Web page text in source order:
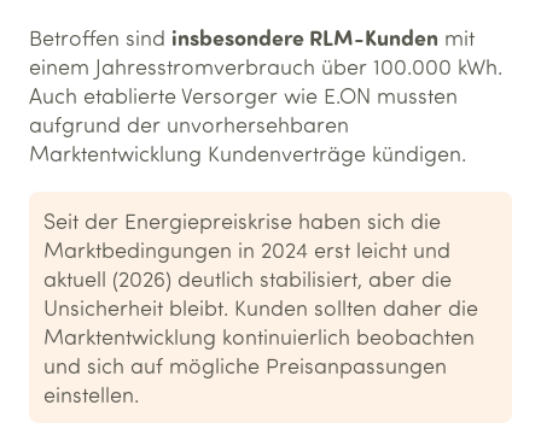
Betroffen sind insbesondere RLM-Kunden mit
einem Jahresstromverbrauch über 100.000 kWh.
Auch etablierte Versorger wie E.ON mussten
aufgrund der unvorhersehbaren
Marktentwicklung Kundenverträge kündigen.
Seit der Energiepreiskrise haben sich die
Marktbedingungen in 2024 erst leicht und
aktuell (2026) deutlich stabilisiert, aber die
Unsicherheit bleibt. Kunden sollten daher die
Marktentwicklung kontinuierlich beobachten
und sich auf mögliche Preisanpassungen
einstellen.